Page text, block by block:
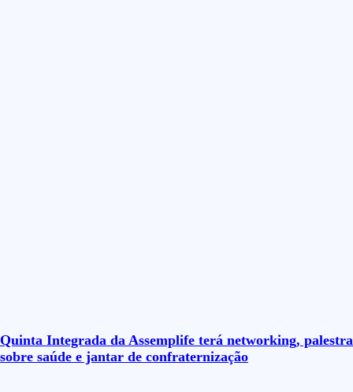
Quinta Integrada da Assemplife terá networking, palestra
sobre saúde e jantar de confraternização